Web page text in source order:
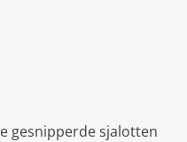
gesnipperde sjalotten